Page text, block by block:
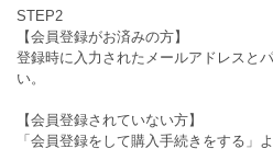
STEP2
【会員登録がお済みの方】
登録時に入力されたメールアドレスと
い。
【会員登録されていない方】
「会員登録をして購入手続きをする」